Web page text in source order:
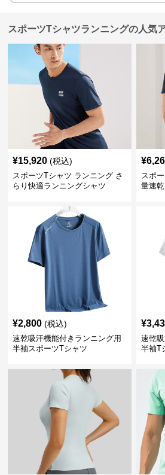
スポーツTシャツランニングの人気
¥15,920 (税込)
スポーツTシャツ ランニング さ
らり快適ランニングシャツ
¥
スポ
量速
¥2,800 (税込)
速乾吸汗機能付きランニング用
半袖スポーツTシャツ
¥
速乾
半袖T